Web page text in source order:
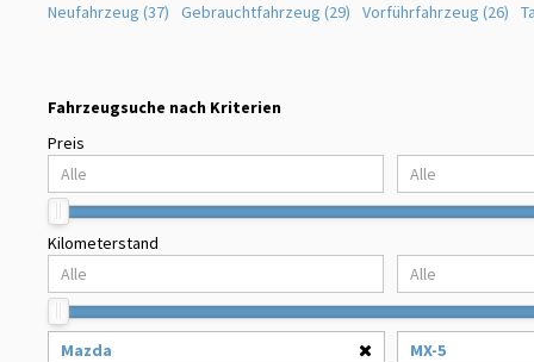
Neufahrzeug (37)
Gebrauchtfahrzeug (29) Vorführfahrzeug (26)
Fahrzeugsuche nach Kriterien
Preis
Kilometerstand
Mazda MX-5